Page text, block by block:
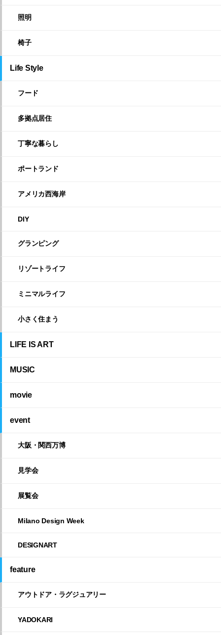
照明
椅子
Life Style
フード
多拠点居住
丁寧な暮らし
ポートランド
アメリカ西海岸
DIY
グランピング
リゾートライフ
ミニマルライフ
小さく住まう
LIFE IS ART
MUSIC
movie
event
大阪・関西万博
見学会
展覧会
Milano Design Week
DESIGNART
feature
アウトドア・ラグジュアリー
YADOKARI